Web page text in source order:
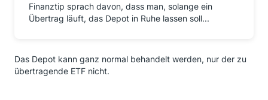
Finanztip sprach davon, dass man, solange ein
Übertrag läuft, das Depot in Ruhe lassen soll...
Das Depot kann ganz normal behandelt werden, nur der zu
übertragende ETF nicht.